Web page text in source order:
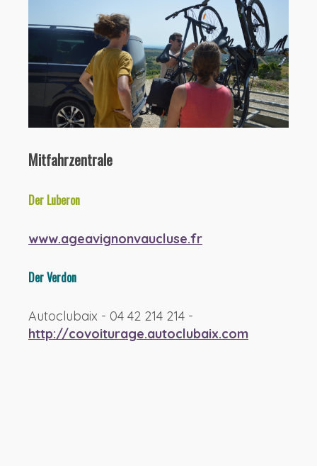
Mitfahrzentrale
Der Luberon
www.ageavignonvaucluse.fr
Der Verdon
Autoclubaix - 04 42 214 214 -
http://covoiturage.autoclubaix.com